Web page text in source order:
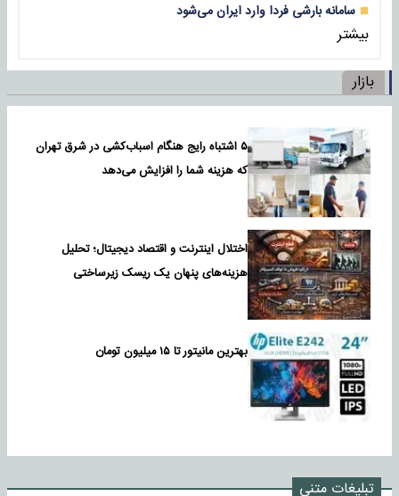
سامانه بارشی فردا وارد ایران می‌شود
بیشتر
بازار
۵ اشتباه رایج هنگام اسباب‌کشی در شرق تهران
که هزینه شما را افزایش می‌دهد
اختلال اینترنت و اقتصاد دیجیتال؛ تحلیل
هزینه‌های پنهان یک ریسک زیرساختی
بهترین مانیتور تا ۱۵ میلیون تومان
تبلیغات متنی